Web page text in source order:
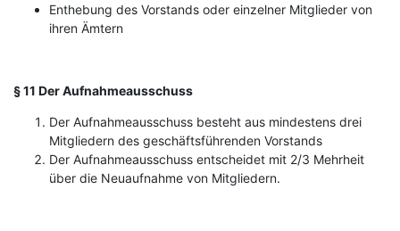
Enthebung des Vorstands oder einzelner Mitglieder von
ihren Ämtern
§ 11 Der Aufnahmeausschuss
Der Aufnahmeausschuss besteht aus mindestens drei
Mitgliedern des geschäftsführenden Vorstands
Der Aufnahmeausschuss entscheidet mit 2/3 Mehrheit
über die Neuaufnahme von Mitgliedern.